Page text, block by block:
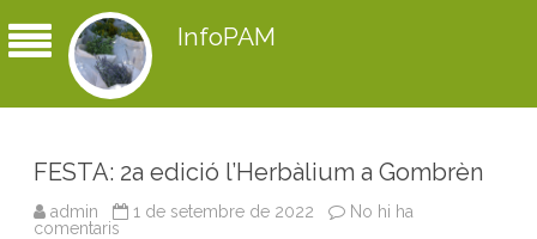
InfoPAM
FESTA: 2a edició l’Herbàlium a Gombrèn
admin 1 de setembre de 2022
No hi ha
comentaris